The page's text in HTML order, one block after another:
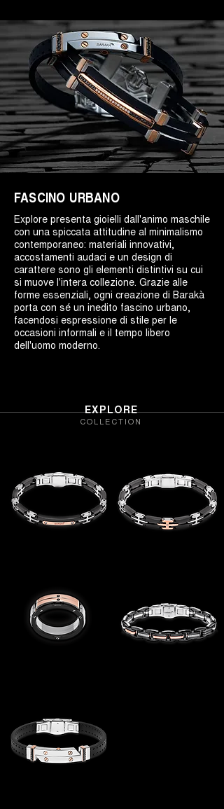
FASCINO URBANO
Explore presenta gioielli dall'animo maschile
con una spiccata attitudine al minimalismo
contemporaneo: materiali innovativi,
accostamenti audaci e un design di
carattere sono gli elementi distintivi su cui
si muove l'intera collezione. Grazie alle
forme essenziali, ogni creazione di Barakà
porta con sé un inedito fascino urbano,
facendosi espressione di stile per le
occasioni informali e il tempo libero
dell'uomo moderno.
EXPLORE
COLLECTION